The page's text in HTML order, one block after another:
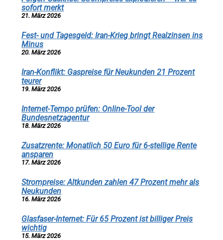
sofort merkt
21. März 2026
Fest- und Tagesgeld: Iran-Krieg bringt Realzinsen ins
Minus
20. März 2026
Iran-Konflikt: Gaspreise für Neukunden 21 Prozent
teurer
19. März 2026
Internet-Tempo prüfen: Online-Tool der
Bundesnetzagentur
18. März 2026
Zusatzrente: Monatlich 50 Euro für 6-stellige Rente
ansparen
17. März 2026
Strompreise: Altkunden zahlen 47 Prozent mehr als
Neukunden
16. März 2026
Glasfaser-Internet: Für 65 Prozent ist billiger Preis
wichtig
15. März 2026